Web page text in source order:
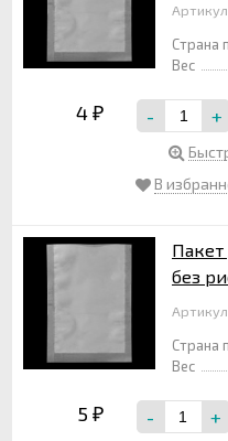
Страна
Вес
4 ₽ - +
В
Пакет
без
Страна
Вес
5 ₽ - +